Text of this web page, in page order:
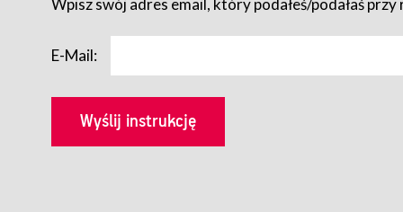
Wpisz swój adres email, który podałeś/podałaś
E-Mail: